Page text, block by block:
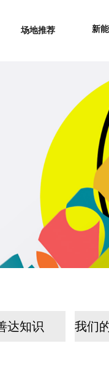
场地推荐 新
达知识